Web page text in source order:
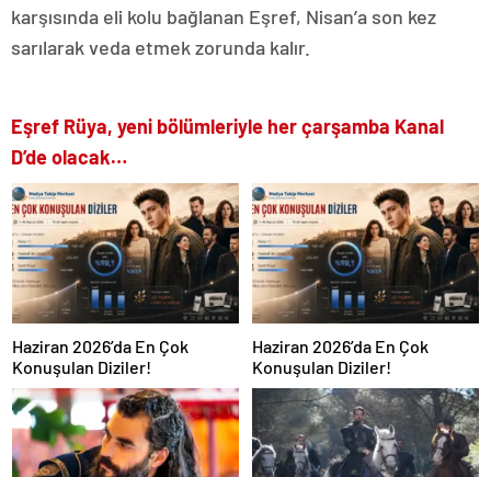
karşısında eli kolu bağlanan Eşref, Nisan’a son kez
sarılarak veda etmek zorunda kalır.
Eşref Rüya, yeni bölümleriyle her çarşamba Kanal
D’de olacak…
Haziran 2026’da En Çok
Konuşulan Diziler!
Haziran 2026’da En Çok
Konuşulan Diziler!